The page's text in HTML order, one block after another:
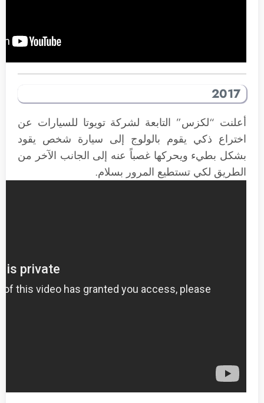
2017
أعلنت “لكزس” التابعة لشركة تويوتا للسيارات عن
اختراع ذكي يقوم بالولوج إلى سيارة شخص يقود
بشكل بطيء ويحركها غصباً عنه إلى الجانب الآخر من
الطريق لكي تستطيع المرور بسلام.